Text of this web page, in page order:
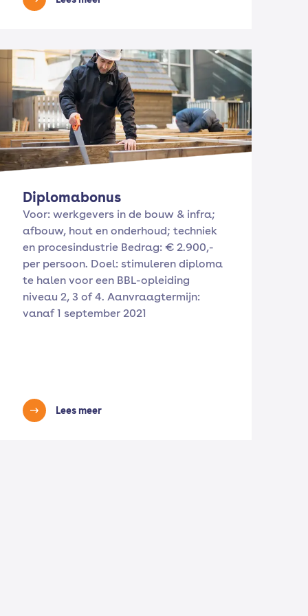
Diplomabonus
Voor: werkgevers in de bouw & infra;
afbouw, hout en onderhoud; techniek
en procesindustrie Bedrag: € 2.900,-
per persoon. Doel: stimuleren diploma
te halen voor een BBL-opleiding
niveau 2, 3 of 4. Aanvraagtermijn:
vanaf 1 september 2021
Lees meer